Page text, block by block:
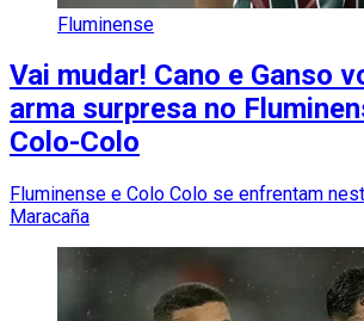
Fluminense
Vai mudar! Cano e Ganso
arma surpresa no
Colo-Colo
Fluminense e Colo Colo se enfrentam
Maracaña